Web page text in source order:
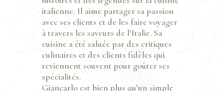
italienne. Il aime partager sa passion
avec ses clients et de les faire voyager
à travers les saveurs de l’Italie. Sa
cuisine a été saluée par des critiques
culinaires et des clients fidèles qui
reviennent souvent pour goûter ses
spécialités.
Giancarlo est bien plus qu’un simple